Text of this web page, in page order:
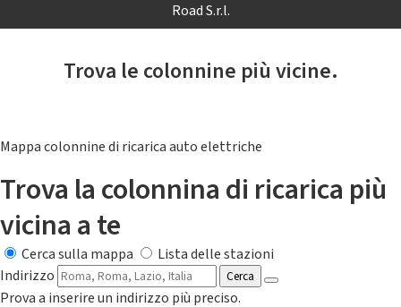
Road S.r.l.
Trova le colonnine più vicine.
Mappa colonnine di ricarica auto elettriche
Trova la colonnina di ricarica più
vicina a te
Cerca sulla mappa
Lista delle stazioni
Indirizzo
Cerca
Prova a inserire un indirizzo più preciso.